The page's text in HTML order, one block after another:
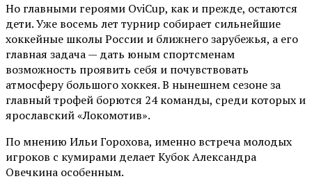
Но главными героями OviCup, как и прежде, остаются
дети. Уже восемь лет турнир собирает сильнейшие
хоккейные школы России и ближнего зарубежья, а его
главная задача — дать юным спортсменам
возможность проявить себя и почувствовать
атмосферу большого хоккея. В нынешнем сезоне за
главный трофей борются 24 команды, среди которых и
ярославский «Локомотив».
По мнению Ильи Горохова, именно встреча молодых
игроков с кумирами делает Кубок Александра
Овечкина особенным.